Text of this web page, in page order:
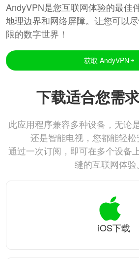
AndyVPN是您互联网体验的最佳
地理边界和网络屏障。让您可以
限的数字世界！
获取 AndyVPN
下载适合您需
此应用程序兼容多种设备，无论
还是智能电视，您都能轻松
通过一次订阅，即可在多个设备
缝的互联网体验。
iOS下载